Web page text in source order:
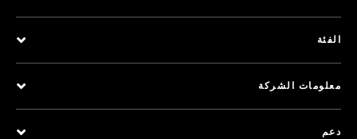
الفئة
معلومات الشركة
دعم